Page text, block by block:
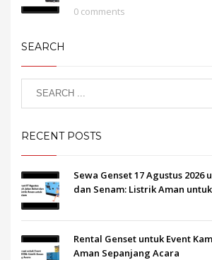
0 comments
SEARCH
RECENT POSTS
Sewa Genset 17 Agustus 2026
dan Senam: Listrik Aman
Rental Genset untuk Event
Aman Sepanjang Acara